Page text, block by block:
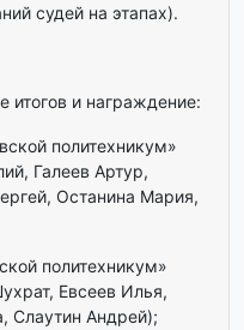
судей на этапах).
итогов и награждение:
политехникум»
Галеев Артур,
Останина Мария,
политехникум»
Евсеев Илья,
Слаутин Андрей);